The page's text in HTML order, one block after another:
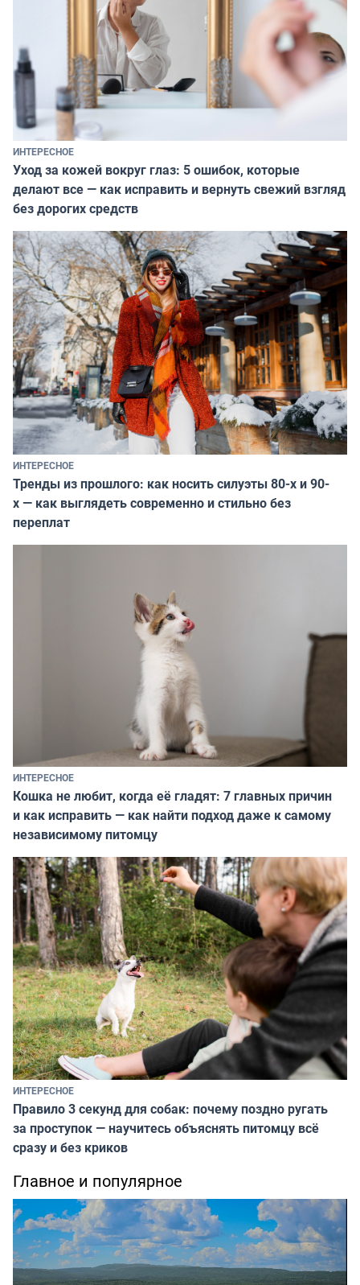
ИНТЕРЕСНОЕ
Уход за кожей вокруг глаз: 5 ошибок, которые
делают все — как исправить и вернуть свежий взгляд
без дорогих средств
ИНТЕРЕСНОЕ
Тренды из прошлого: как носить силуэты 80-х и 90-
х — как выглядеть современно и стильно без
переплат
ИНТЕРЕСНОЕ
Кошка не любит, когда её гладят: 7 главных причин
и как исправить — как найти подход даже к самому
независимому питомцу
ИНТЕРЕСНОЕ
Правило 3 секунд для собак: почему поздно ругать
за проступок — научитесь объяснять питомцу всё
сразу и без криков
Главное и популярное